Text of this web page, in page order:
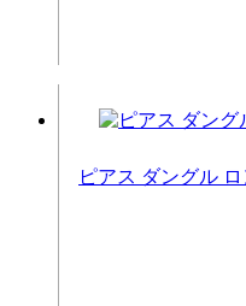
ピアス ダングル